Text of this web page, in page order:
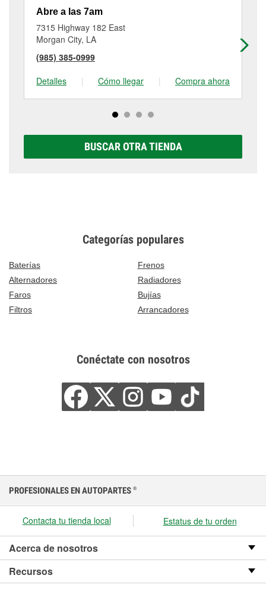
Abre a las 7am
7315 Highway 182 East
Morgan City, LA
(985) 385-0999
Detalles
| Cómo llegar | Compra ahora
BUSCAR OTRA TIENDA
Categorías populares
Baterías
Frenos
Alternadores
Radiadores
Faros
Bujías
Filtros
Arrancadores
Conéctate con nosotros
PROFESIONALES EN AUTOPARTES ®
Contacta tu tienda local Estatus de tu orden
Acerca de nosotros
Recursos